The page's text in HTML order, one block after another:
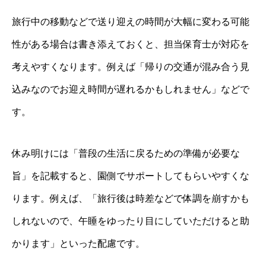
旅行中の移動などで送り迎えの時間が大幅に変わる可能
性がある場合は書き添えておくと、担当保育士が対応を
考えやすくなります。例えば「帰りの交通が混み合う見
込みなのでお迎え時間が遅れるかもしれません」などで
す。
休み明けには「普段の生活に戻るための準備が必要な
旨」を記載すると、園側でサポートしてもらいやすくな
ります。例えば、「旅行後は時差などで体調を崩すかも
しれないので、午睡をゆったり目にしていただけると助
かります」といった配慮です。